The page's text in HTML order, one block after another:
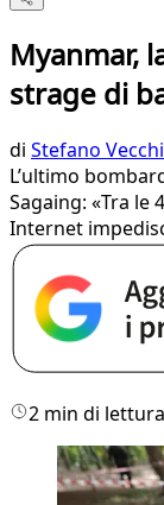
Myanmar,
strage di
di Stefano
L’ultimo
Sagaing: «Tra
Internet
2 min di lettura